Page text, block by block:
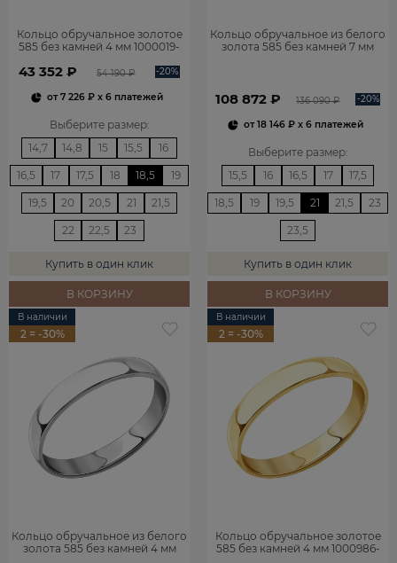
Кольцо обручальное золотое
585 без камней 4 мм 1000019-
43 352 ₽ 54 190 ₽ -20%
от7 226 ₽x 6 платежей
Выберите размер:
14,7
14,8 15 15,5 16
16,5 17 17,5 18 18,5 19
19,5 20 20,5 21 21,5
22 22,5 23
Купить в один клик
В КОРЗИНУ
Кольцо обручальное из белого
золота 585 без камней 7 мм
108 872 ₽ 136 090 ₽ -20%
от18 146 ₽x 6 платежей
Выберите размер:
15,5
16 16,5 17 17,5
18,5 19 19,5 21 21,5 23
23,5
Купить в один клик
В КОРЗИНУ
В наличии
2 = -30%
Кольцо обручальное из белого
золота 585 без камней 4 мм
В наличии
2 = -30%
Кольцо обручальное золотое
585 без камней 4 мм 1000986-